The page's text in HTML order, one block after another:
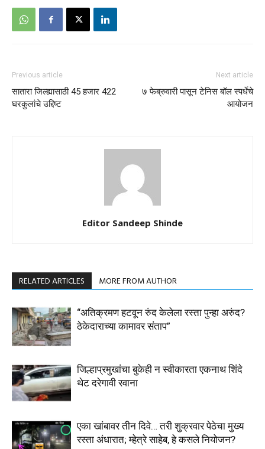
Previous article
सातारा जिल्ह्यासाठी 45 हजार 422
घरकुलांचे उद्दिष्ट
Next article
७ फेब्रुवारी पासून टेनिस बॉल स्पर्धेचे
आयोजन
Editor Sandeep Shinde
RELATED ARTICLES MORE FROM AUTHOR
“अतिक्रमण हटवून रुंद केलेला रस्ता पुन्हा अरुंद?
ठेकेदाराच्या कामावर संताप”
जिल्हाप्रमुखांचा बुकेही न स्वीकारता एकनाथ शिंदे
थेट दरेगावी रवाना
एका खांबावर तीन दिवे… तरी शुक्रवार पेठेचा मुख्य
रस्ता अंधारात; म्हेत्रे साहेब, हे कसले नियोजन?